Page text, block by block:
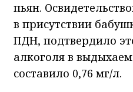
пьян.
в присутствии
ПДН, подтвердило
алкоголя в
составило 0,76 мг/л.